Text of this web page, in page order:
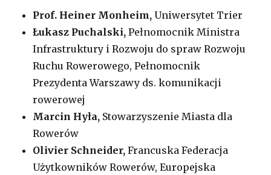
Prof. Heiner Monheim,Uniwersytet Trier
Łukasz Puchalski,Pełnomocnik Ministra
Infrastruktury i Rozwoju do spraw Rozwoju
Ruchu Rowerowego, Pełnomocnik
Prezydenta Warszawy ds. komunikacji
rowerowej
Marcin Hyła, Stowarzyszenie Miasta dla
Rowerów
Olivier Schneider,Francuska Federacja
Użytkowników Rowerów, Europejska